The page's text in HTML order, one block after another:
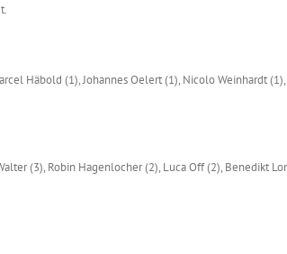
Häbold (1), Johannes Oelert (1), Nicolo Weinhardt
(3), Robin Hagenlocher (2), Luca Off (2), Benedikt